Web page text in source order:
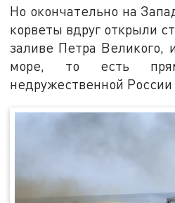
Но окончательно на
корветы вдруг открыли
заливе Петра
море, то есть
недружественной